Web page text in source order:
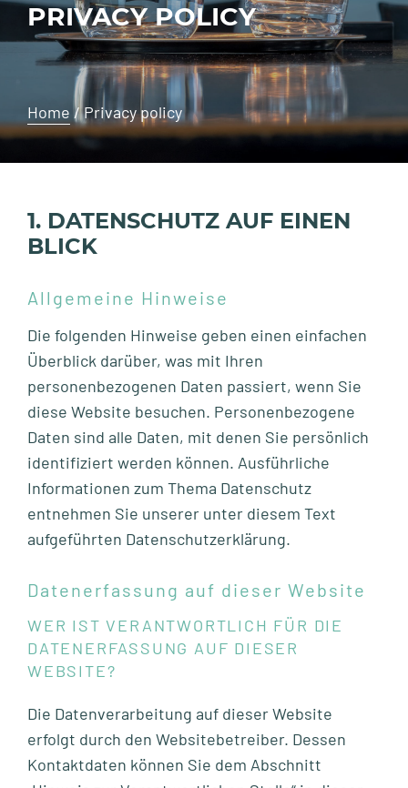
PRIVACY POLICY
Home/Privacy policy
1. DATENSCHUTZ AUF EINEN
BLICK
Allgemeine Hinweise
Die folgenden Hinweise geben einen einfachen
Überblick darüber, was mit Ihren
personenbezogenen Daten passiert, wenn Sie
diese Website besuchen. Personenbezogene
Daten sind alle Daten, mit denen Sie persönlich
identifiziert werden können. Ausführliche
Informationen zum Thema Datenschutz
entnehmen Sie unserer unter diesem Text
aufgeführten Datenschutzerklärung.
Datenerfassung auf dieser Website
WER IST VERANTWORTLICH FÜR DIE
DATENERFASSUNG AUF DIESER
WEBSITE?
Die Datenverarbeitung auf dieser Website
erfolgt durch den Websitebetreiber. Dessen
Kontaktdaten können Sie dem Abschnitt